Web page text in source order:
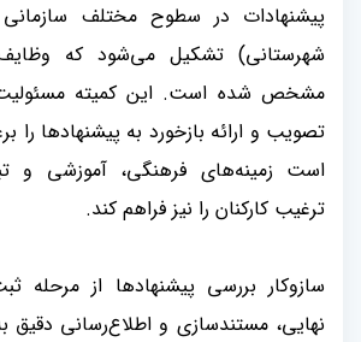
پیشنهادات در سطوح مختلف سازمانی
شهرستانی) تشکیل می‌شود که
مشخص شده است. این کمیته مسئولیت
تصویب و ارائه بازخورد به پیشنهادها را
است زمینه‌های فرهنگی، آموزشی و
ترغیب کارکنان را نیز فراهم کند.
سازوکار بررسی پیشنهادها از مرحله
نهایی، مستندسازی و اطلاع‌رسانی دقیق